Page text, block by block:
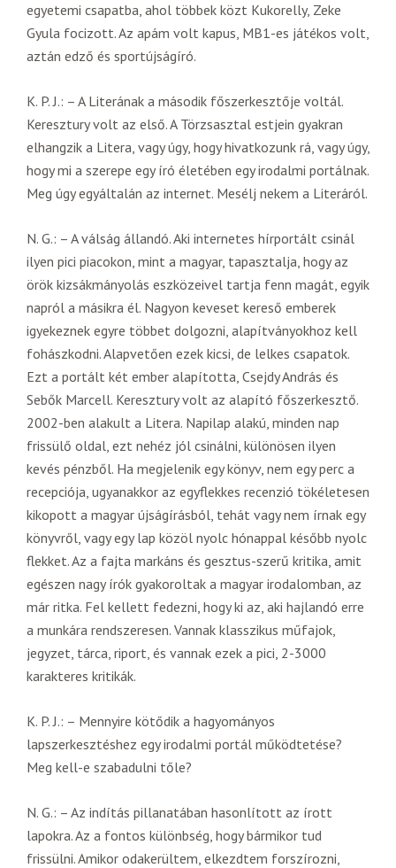
egyetemi csapatba, ahol többek közt Kukorelly, Zeke
Gyula focizott. Az apám volt kapus, MB1-es játékos volt,
aztán edző és sportújságíró.
K. P. J.: – A Literának a második főszerkesztője voltál.
Keresztury volt az első. A Törzsasztal estjein gyakran
elhangzik a Litera, vagy úgy, hogy hivatkozunk rá, vagy úgy,
hogy mi a szerepe egy író életében egy irodalmi portálnak.
Meg úgy egyáltalán az internet. Mesélj nekem a Literáról.
N. G.: – A válság állandó. Aki internetes hírportált csinál
ilyen pici piacokon, mint a magyar, tapasztalja, hogy az
örök kizsákmányolás eszközeivel tartja fenn magát, egyik
napról a másikra él. Nagyon keveset kereső emberek
igyekeznek egyre többet dolgozni, alapítványokhoz kell
fohászkodni. Alapvetően ezek kicsi, de lelkes csapatok.
Ezt a portált két ember alapította, Csejdy András és
Sebők Marcell. Keresztury volt az alapító főszerkesztő.
2002-ben alakult a Litera. Napilap alakú, minden nap
frissülő oldal, ezt nehéz jól csinálni, különösen ilyen
kevés pénzből. Ha megjelenik egy könyv, nem egy perc a
recepciója, ugyanakkor az egyflekkes recenzió tökéletesen
kikopott a magyar újságírásból, tehát vagy nem írnak egy
könyvről, vagy egy lap közöl nyolc hónappal később nyolc
flekket. Az a fajta markáns és gesztus-szerű kritika, amit
egészen nagy írók gyakoroltak a magyar irodalomban, az
már ritka. Fel kellett fedezni, hogy ki az, aki hajlandó erre
a munkára rendszeresen. Vannak klasszikus műfajok,
jegyzet, tárca, riport, és vannak ezek a pici, 2-3000
karakteres kritikák.
K. P. J.: – Mennyire kötődik a hagyományos
lapszerkesztéshez egy irodalmi portál működtetése?
Meg kell-e szabadulni tőle?
N. G.: – Az indítás pillanatában hasonlított az írott
lapokra. Az a fontos különbség, hogy bármikor tud
frissülni. Amikor odakerültem, elkezdtem forszírozni,